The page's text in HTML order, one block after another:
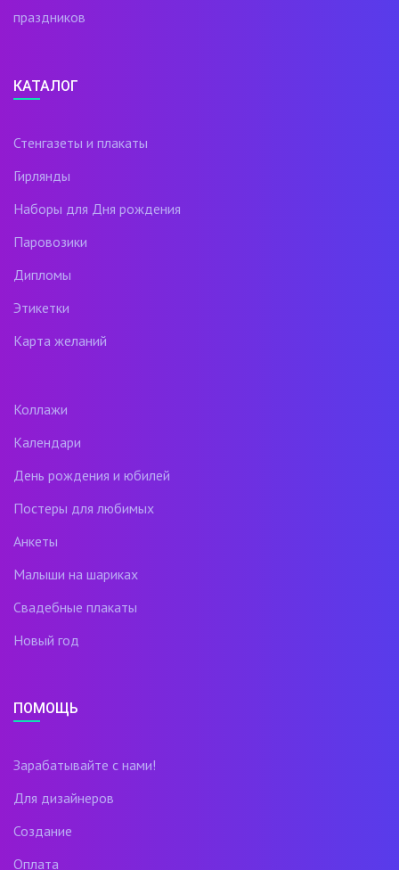
праздников
КАТАЛОГ
Стенгазеты и плакаты
Гирлянды
Наборы для Дня рождения
Паровозики
Дипломы
Этикетки
Карта желаний
Коллажи
Календари
День рождения и юбилей
Постеры для любимых
Анкеты
Малыши на шариках
Свадебные плакаты
Новый год
ПОМОЩЬ
Зарабатывайте с нами!
Для дизайнеров
Создание
Оплата